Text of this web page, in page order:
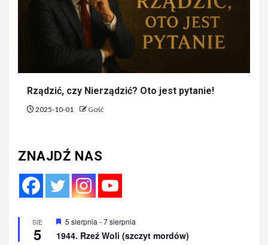
Rządzić, czy Nierządzić? Oto jest pytanie!
2025-10-01 Gość
ZNAJDŹ NAS
SIE
5
Wyróżnione
5 sierpnia -7 sierpnia
1944. Rzeź Woli (szczyt mordów)